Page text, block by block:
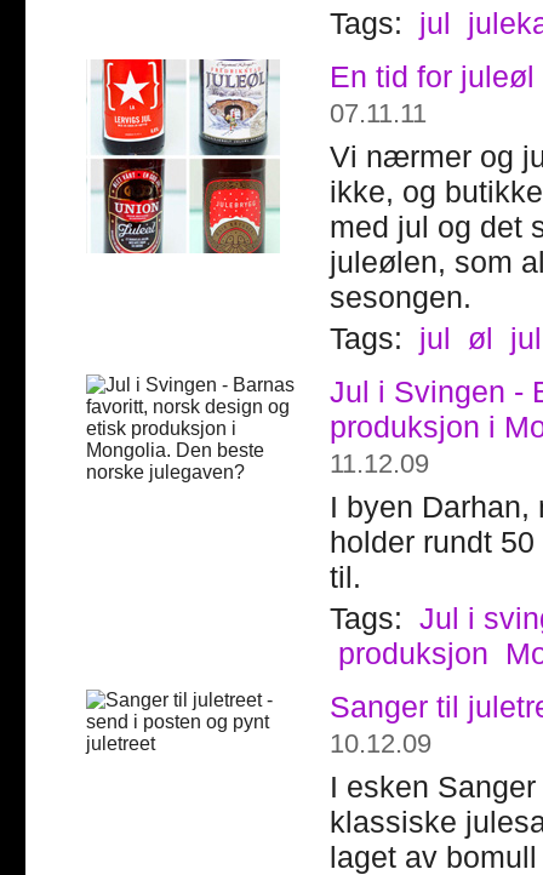
Tags:
jul
En tid for
07.11.11
Vi nærmer og
ikke, og
med jul og det
juleølen, som
sesongen.
Tags:
jul øl
Jul i Svingen -
produksjon i
11.12.09
I byen
holder rundt
til.
Tags: Jul i
produksjon
Sanger til
10.12.09
I esken
klassiske
laget av